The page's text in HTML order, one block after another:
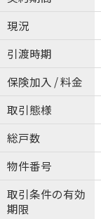
現況
引渡時期
保険加入 / 料金
取引態様
総戸数
物件番号
取引条件の有効
期限